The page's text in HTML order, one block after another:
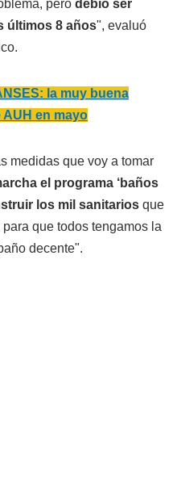
pero debió ser
últimos 8 años", evaluó
la muy buena
en mayo
medidas que voy a tomar
el programa ‘baños
los mil sanitarios que
que todos tengamos la
decente".